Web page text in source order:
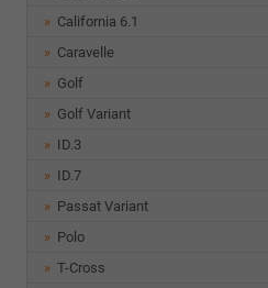
California 6.1
Caravelle
Golf
Golf Variant
ID.3
ID.7
Passat Variant
Polo
T-Cross